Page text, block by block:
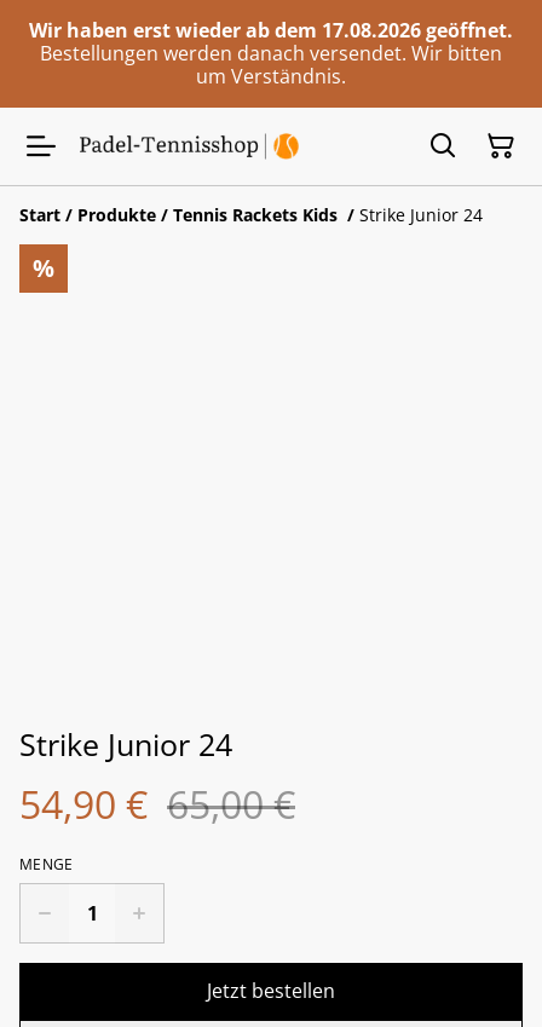
Wir haben erst wieder ab dem 17.08.2026 geöffnet.
Bestellungen werden danach versendet. Wir bitten
um Verständnis.
Start / Produkte / Tennis Rackets Kids / Strike Junior 24
%
Strike Junior 24
54,90 € 65,00 €
MENGE
Jetzt bestellen